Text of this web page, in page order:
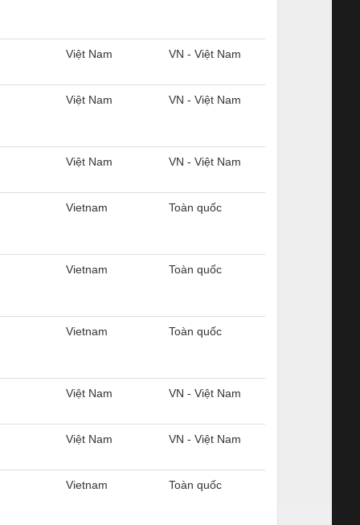
Việt Nam VN - Việt Nam
Việt Nam VN - Việt Nam
Việt Nam VN - Việt Nam
Vietnam Toàn quốc
Vietnam Toàn quốc
Vietnam Toàn quốc
Việt Nam VN - Việt Nam
Việt Nam VN - Việt Nam
Vietnam Toàn quốc